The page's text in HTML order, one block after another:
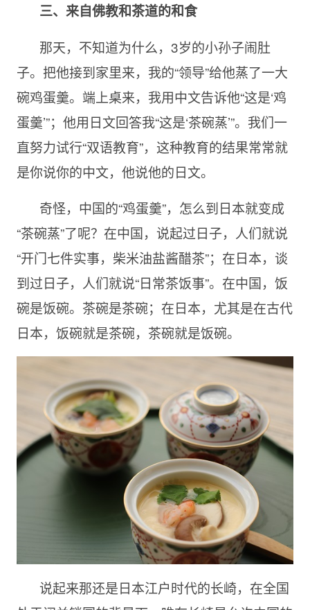
三、来自佛教和茶道的和食
那天，不知道为什么，3岁的小孙子闹肚
子。把他接到家里来，我的“领导”给他蒸了一大
碗鸡蛋羹。端上桌来，我用中文告诉他“这是‘鸡
蛋羹’”；他用日文回答我“这是‘茶碗蒸’”。我们一
直努力试行“双语教育”，这种教育的结果常常就
是你说你的中文，他说他的日文。
奇怪，中国的“鸡蛋羹”，怎么到日本就变成
“茶碗蒸”了呢？在中国，说起过日子，人们就说
“开门七件实事，柴米油盐酱醋茶”；在日本，谈
到过日子，人们就说“日常茶饭事”。在中国，饭
碗是饭碗。茶碗是茶碗；在日本，尤其是在古代
日本，饭碗就是茶碗，茶碗就是饭碗。
说起来那还是日本江户时代的长崎，在全国